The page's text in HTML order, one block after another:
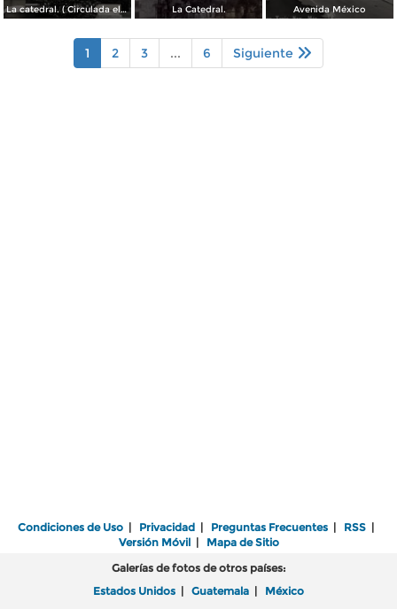
La catedral. ( Circulada el 7 de Agosto de 1955 ). La Catedral. Avenida México
1 2 3 ... 6 Siguiente
Condiciones de Uso | Privacidad | Preguntas Frecuentes | RSS |
Versión Móvil| Mapa de Sitio
Galerías de fotos de otros países:
Estados Unidos | Guatemala | México